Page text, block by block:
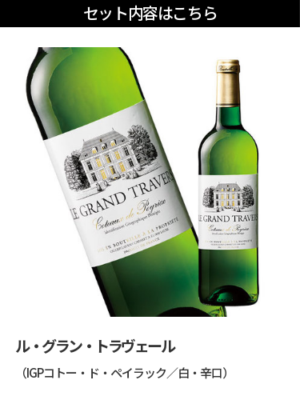
セット内容はこちら
ル・グラン・トラヴェール
（IGPコトー・ド・ペイラック／白・辛口）